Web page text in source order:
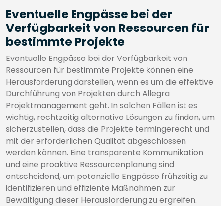
Eventuelle Engpässe bei der
Verfügbarkeit von Ressourcen für
bestimmte Projekte
Eventuelle Engpässe bei der Verfügbarkeit von
Ressourcen für bestimmte Projekte können eine
Herausforderung darstellen, wenn es um die effektive
Durchführung von Projekten durch Allegra
Projektmanagement geht. In solchen Fällen ist es
wichtig, rechtzeitig alternative Lösungen zu finden, um
sicherzustellen, dass die Projekte termingerecht und
mit der erforderlichen Qualität abgeschlossen
werden können. Eine transparente Kommunikation
und eine proaktive Ressourcenplanung sind
entscheidend, um potenzielle Engpässe frühzeitig zu
identifizieren und effiziente Maßnahmen zur
Bewältigung dieser Herausforderung zu ergreifen.